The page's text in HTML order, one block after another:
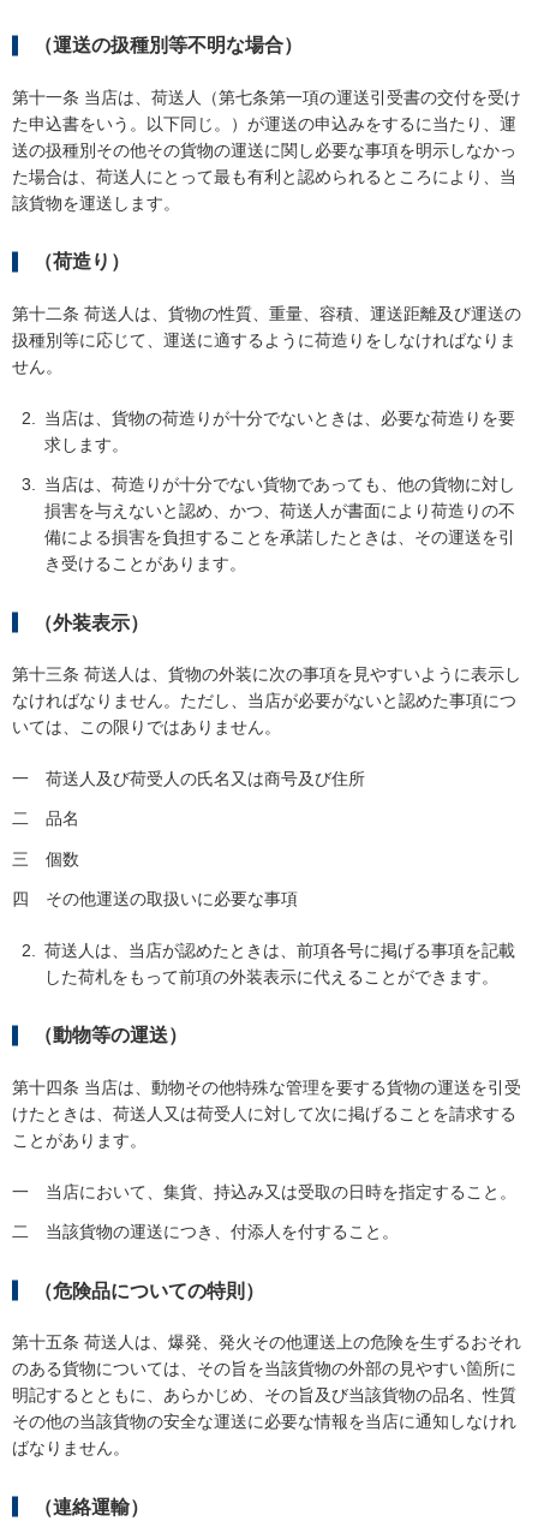
（運送の扱種別等不明な場合）
第十一条 当店は、荷送人（第七条第一項の運送引受書の交付を受け
た申込書をいう。以下同じ。）が運送の申込みをするに当たり、運
送の扱種別その他その貨物の運送に関し必要な事項を明示しなかっ
た場合は、荷送人にとって最も有利と認められるところにより、当
該貨物を運送します。
（荷造り）
第十二条 荷送人は、貨物の性質、重量、容積、運送距離及び運送の
扱種別等に応じて、運送に適するように荷造りをしなければなりま
せん。
当店は、貨物の荷造りが十分でないときは、必要な荷造りを要
求します。
当店は、荷造りが十分でない貨物であっても、他の貨物に対し
損害を与えないと認め、かつ、荷送人が書面により荷造りの不
備による損害を負担することを承諾したときは、その運送を引
き受けることがあります。
（外装表示）
第十三条 荷送人は、貨物の外装に次の事項を見やすいように表示し
なければなりません。ただし、当店が必要がないと認めた事項につ
いては、この限りではありません。
一 荷送人及び荷受人の氏名又は商号及び住所
二 品名
三 個数
四 その他運送の取扱いに必要な事項
荷送人は、当店が認めたときは、前項各号に掲げる事項を記載
した荷札をもって前項の外装表示に代えることができます。
（動物等の運送）
第十四条 当店は、動物その他特殊な管理を要する貨物の運送を引受
けたときは、荷送人又は荷受人に対して次に掲げることを請求する
ことがあります。
一 当店において、集貨、持込み又は受取の日時を指定すること。
二 当該貨物の運送につき、付添人を付すること。
（危険品についての特則）
第十五条 荷送人は、爆発、発火その他運送上の危険を生ずるおそれ
のある貨物については、その旨を当該貨物の外部の見やすい箇所に
明記するとともに、あらかじめ、その旨及び当該貨物の品名、性質
その他の当該貨物の安全な運送に必要な情報を当店に通知しなけれ
ばなりません。
（連絡運輸）